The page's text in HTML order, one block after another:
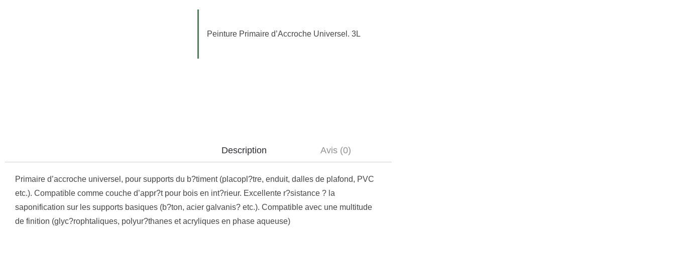
Peinture Primaire d’Accroche Universel. 3L
Description Avis (0)
Primaire d’accroche universel, pour supports du b?timent (placopl?tre, enduit, dalles de plafond, PVC
etc.). Compatible comme couche d’appr?t pour bois en int?rieur. Excellente r?sistance ? la
saponification sur les supports basiques (b?ton, acier galvanis? etc.). Compatible avec une multitude
de finition (glyc?rophtaliques, polyur?thanes et acryliques en phase aqueuse)